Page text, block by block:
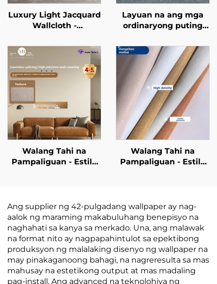
Luxury Light Jacquard
Wallcloth -
Jacquard Texture para
sa Pasting ng Buong
Bahay, Tumutunaw sa
Paggamit at Anti-
Pagkakadumi, Angkop
sa Parehong Living
Room at Bedroom
Layuan na ang mga
ordinaryong puting
Wallcovering: 3D
Textures + Eco-
Friendly Materials,
mabuhay sa natural
na texture
Walang Tahi na
Pampaliguan - Estilo
na Estilo, Pambuhay
na Pampaliguan,
Whole Sale mula sa
Pabrika ng
Pinagmulan
Walang Tahi na
Pampaliguan - Estilo
ng Accent sa Buhay,
Mataas na Uri ng
Tekstura, Solong
Kulay, Mataas na
Katiyakan, Direkta
mula sa Manufacturer
Ang supplier ng 42-pulgadang wallpaper ay nag-
aalok ng maraming makabuluhang benepisyo na
naghahati sa kanya sa merkado. Una, ang malawak
na format nito ay nagpapahintulot sa epektibong
produksyon ng malalaking disenyo ng wallpaper na
may pinakaganoong bahagi, na nagreresulta sa mas
mahusay na estetikong output at mas madaling
pag-install. Ang advanced na teknolohiya ng